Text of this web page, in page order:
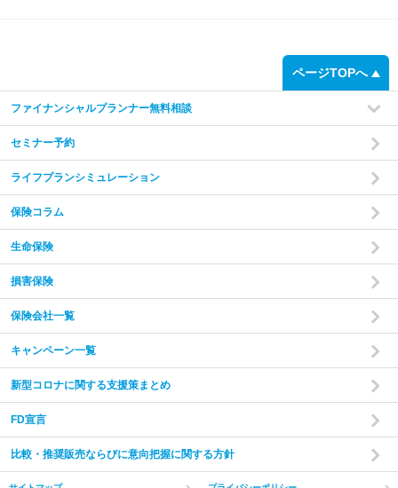
ページTOPへ
ファイナンシャルプランナー無料相談
セミナー予約
ライフプランシミュレーション
保険コラム
生命保険
損害保険
保険会社一覧
キャンペーン一覧
新型コロナに関する支援策まとめ
FD宣言
比較・推奨販売ならびに意向把握に関する方針